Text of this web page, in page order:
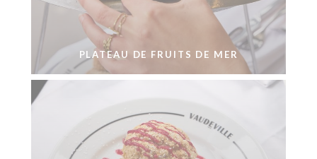
PLATEAU DE FRUITS DE MER